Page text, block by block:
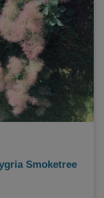
Smoketree